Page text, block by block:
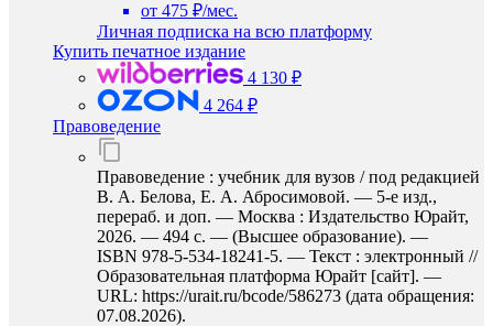
от 475 ₽/мес.
Личная подписка на всю платформу
Купить печатное издание
4 130 ₽
4 264 ₽
Правоведение
Правоведение : учебник для вузов / под редакцией
В. А. Белова, Е. А. Абросимовой. — 5-е изд.,
перераб. и доп. — Москва : Издательство Юрайт,
2026. — 494 с. — (Высшее образование). —
ISBN 978-5-534-18241-5. — Текст : электронный //
Образовательная платформа Юрайт [сайт]. —
URL: https://urait.ru/bcode/586273 (дата обращения:
07.08.2026).